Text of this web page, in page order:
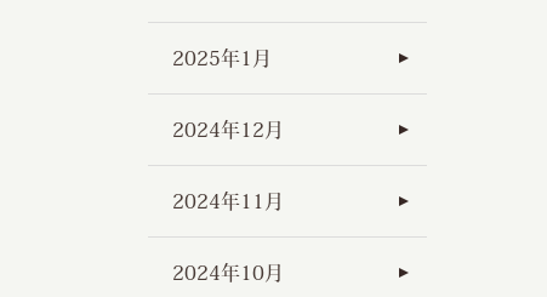
2025年1月
2024年12月
2024年11月
2024年10月